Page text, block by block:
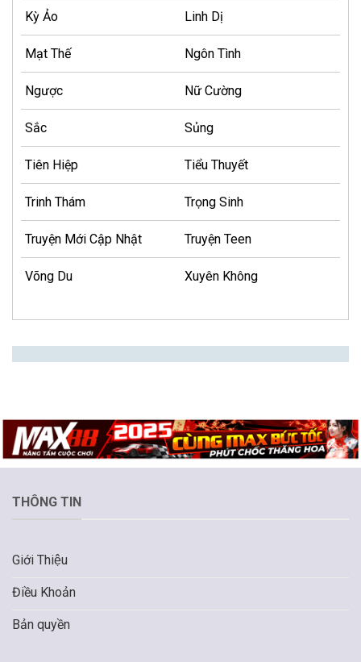
Kỳ Ảo Linh Dị
Mạt Thế Ngôn Tình
Ngược Nữ Cường
Sắc Sủng
Tiên Hiệp Tiểu Thuyết
Trinh Thám Trọng Sinh
Truyện Mới Cập Nhật Truyện Teen
Võng Du Xuyên Không
THÔNG TIN
Giới Thiệu
Điều Khoản
Bản quyền